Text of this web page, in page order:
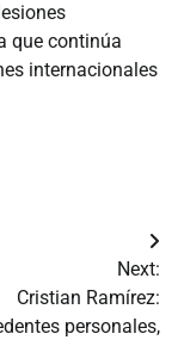
que continúa
internacionales
Next:
Cristian Ramírez:
personales,